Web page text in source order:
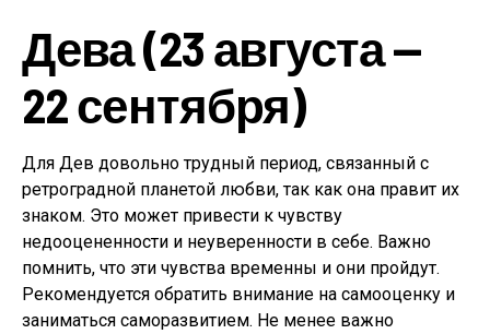
Дева (23 августа —
22 сентября)
Для Дев довольно трудный период, связанный с
ретроградной планетой любви, так как она правит их
знаком. Это может привести к чувству
недооцененности и неуверенности в себе. Важно
помнить, что эти чувства временны и они пройдут.
Рекомендуется обратить внимание на самооценку и
заниматься саморазвитием. Не менее важно